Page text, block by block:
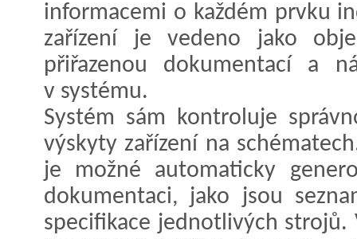
informacemi o každém prvku
zařízení je vedeno jako
přiřazenou dokumentací a
v systému.
Systém sám kontroluje
výskyty zařízení na
je možné automaticky
dokumentaci, jako jsou
specifikace jednotlivých strojů.